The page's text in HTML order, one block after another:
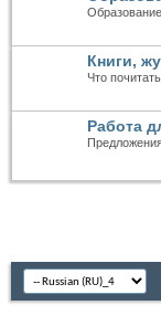
Книги,
Что
Работа